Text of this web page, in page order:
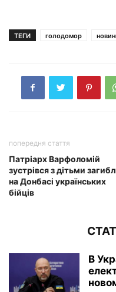
ТЕГИ голодомор
попередня стаття
Патріарх Варфоломій
зустрівся з дітьми
на Донбасі українських
бійців
В